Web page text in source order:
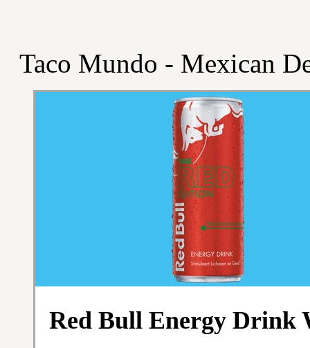
Taco Mundo - Mexican
Red Bull Energy Drink